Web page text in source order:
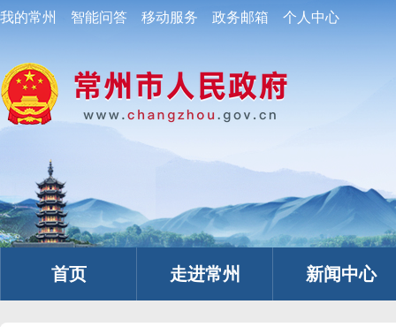
我的常州 智能问答 移动服务 政务邮箱 个人中心
首页 走进常州 新闻中心